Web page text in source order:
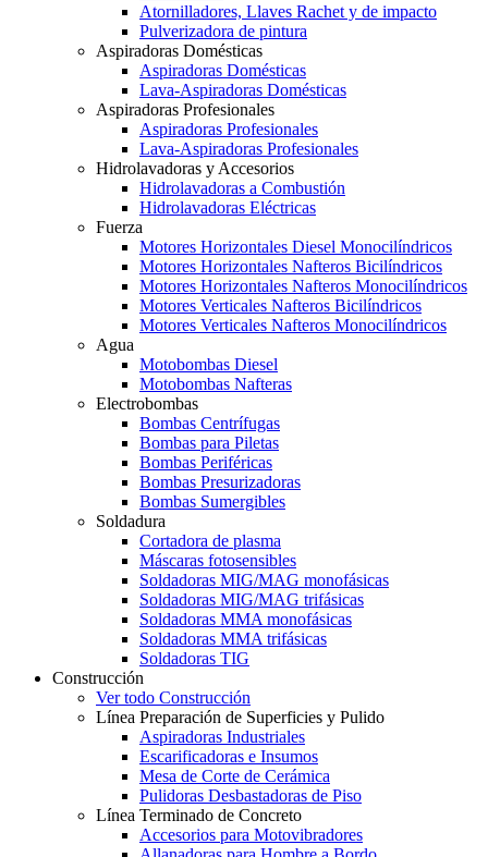
Atornilladores, Llaves Rachet y de impacto
Pulverizadora de pintura
Aspiradoras Domésticas
Aspiradoras Domésticas
Lava-Aspiradoras Domésticas
Aspiradoras Profesionales
Aspiradoras Profesionales
Lava-Aspiradoras Profesionales
Hidrolavadoras y Accesorios
Hidrolavadoras a Combustión
Hidrolavadoras Eléctricas
Fuerza
Motores Horizontales Diesel Monocilíndricos
Motores Horizontales Nafteros Bicilíndricos
Motores Horizontales Nafteros Monocilíndricos
Motores Verticales Nafteros Bicilíndricos
Motores Verticales Nafteros Monocilíndricos
Agua
Motobombas Diesel
Motobombas Nafteras
Electrobombas
Bombas Centrífugas
Bombas para Piletas
Bombas Periféricas
Bombas Presurizadoras
Bombas Sumergibles
Soldadura
Cortadora de plasma
Máscaras fotosensibles
Soldadoras MIG/MAG monofásicas
Soldadoras MIG/MAG trifásicas
Soldadoras MMA monofásicas
Soldadoras MMA trifásicas
Soldadoras TIG
Construcción
Ver todo Construcción
Línea Preparación de Superficies y Pulido
Aspiradoras Industriales
Escarificadoras e Insumos
Mesa de Corte de Cerámica
Pulidoras Desbastadoras de Piso
Línea Terminado de Concreto
Accesorios para Motovibradores